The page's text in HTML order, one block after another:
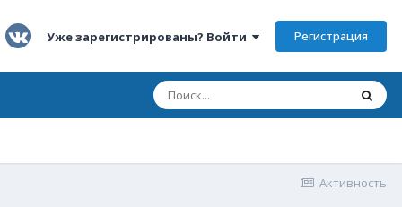
Уже зарегистрированы? Войти Регистрация
Активность